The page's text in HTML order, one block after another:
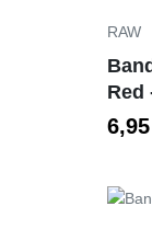
RAW
Red